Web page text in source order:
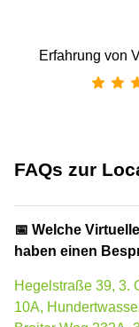
Erfahrung von
FAQs zur
📅 Welche
haben einen
Hegelstraße 39, 3.
10A,